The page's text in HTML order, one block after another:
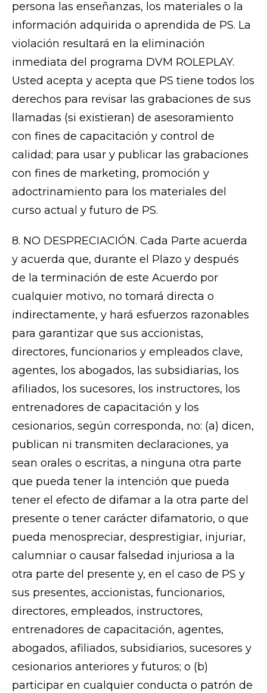
persona las enseñanzas, los materiales o la
información adquirida o aprendida de PS. La
violación resultará en la eliminación
inmediata del programa DVM ROLEPLAY.
Usted acepta y acepta que PS tiene todos los
derechos para revisar las grabaciones de sus
llamadas (si existieran) de asesoramiento
con fines de capacitación y control de
calidad; para usar y publicar las grabaciones
con fines de marketing, promoción y
adoctrinamiento para los materiales del
curso actual y futuro de PS.
8. NO DESPRECIACIÓN. Cada Parte acuerda
y acuerda que, durante el Plazo y después
de la terminación de este Acuerdo por
cualquier motivo, no tomará directa o
indirectamente, y hará esfuerzos razonables
para garantizar que sus accionistas,
directores, funcionarios y empleados clave,
agentes, los abogados, las subsidiarias, los
afiliados, los sucesores, los instructores, los
entrenadores de capacitación y los
cesionarios, según corresponda, no: (a) dicen,
publican ni transmiten declaraciones, ya
sean orales o escritas, a ninguna otra parte
que pueda tener la intención que pueda
tener el efecto de difamar a la otra parte del
presente o tener carácter difamatorio, o que
pueda menospreciar, desprestigiar, injuriar,
calumniar o causar falsedad injuriosa a la
otra parte del presente y, en el caso de PS y
sus presentes, accionistas, funcionarios,
directores, empleados, instructores,
entrenadores de capacitación, agentes,
abogados, afiliados, subsidiarios, sucesores y
cesionarios anteriores y futuros; o (b)
participar en cualquier conducta o patrón de